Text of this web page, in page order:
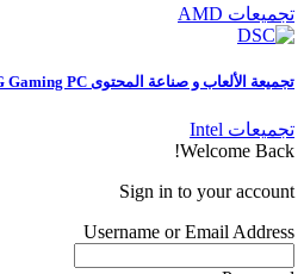
تجميعات AMD
تجميعة الألعاب و صناعة المحتوى XPG Gaming PC
تجميعات Intel
Welcome Back!
Sign in to your account
Username or Email Address